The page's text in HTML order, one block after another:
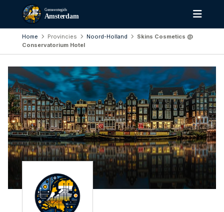
Gemeentegids
Amsterdam
Home Provincies Noord-Holland
Skins Cosmetics @
Conservatorium Hotel